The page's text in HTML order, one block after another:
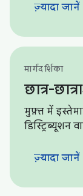
ज़्यादा जानें
मार्गदर्शिका
छात्र-
मुफ़्त में
डिस्ट्रिब्यूशन
ज़्यादा जानें